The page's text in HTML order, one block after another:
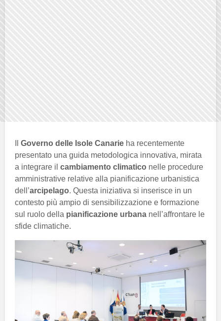
Governo delle Isole Canarie ha recentemente
presentato una guida metodologica innovativa, mirata
a integrare il cambiamento climatico nelle procedure
amministrative relative alla pianificazione urbanistica
dell’arcipelago. Questa iniziativa si inserisce in un
contesto più ampio di sensibilizzazione e formazione
sul ruolo della pianificazione urbana nell’affrontare le
sfide climatiche.